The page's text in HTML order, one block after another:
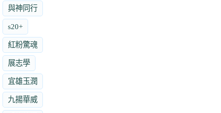
與神同行
s20+
紅粉驚魂
展志學
宜雄玉潤
九揚華威